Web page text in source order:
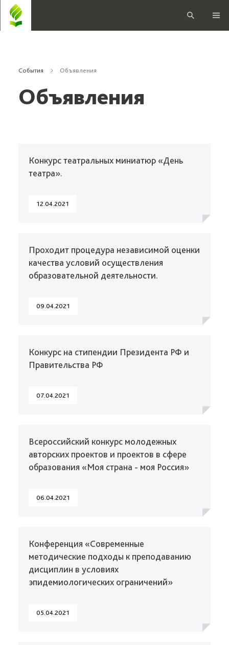
События Объявления
Объявления
Конкурс театральных миниатюр «День
театра».
12.04.2021
Проходит процедура независимой оценки
качества условий осуществления
образовательной деятельности.
09.04.2021
Конкурс на стипендии Президента РФ и
Правительства РФ
07.04.2021
Всероссийский конкурс молодежных
авторских проектов и проектов в сфере
образования «Моя страна - моя Россия»
06.04.2021
Конференция «Современные
методические подходы к преподаванию
дисциплин в условиях
эпидемиологических ограничений»
05.04.2021